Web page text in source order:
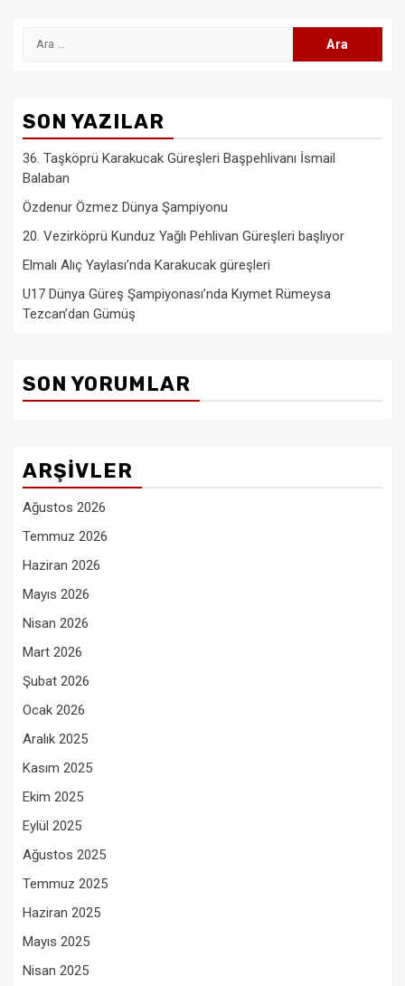
Arama:
SON YAZILAR
36. Taşköprü Karakucak Güreşleri Başpehlivanı İsmail
Balaban
Özdenur Özmez Dünya Şampiyonu
20. Vezirköprü Kunduz Yağlı Pehlivan Güreşleri başlıyor
Elmalı Alıç Yaylası’nda Karakucak güreşleri
U17 Dünya Güreş Şampiyonası’nda Kıymet Rümeysa
Tezcan’dan Gümüş
SON YORUMLAR
ARŞIVLER
Ağustos 2026
Temmuz 2026
Haziran 2026
Mayıs 2026
Nisan 2026
Mart 2026
Şubat 2026
Ocak 2026
Aralık 2025
Kasım 2025
Ekim 2025
Eylül 2025
Ağustos 2025
Temmuz 2025
Haziran 2025
Mayıs 2025
Nisan 2025